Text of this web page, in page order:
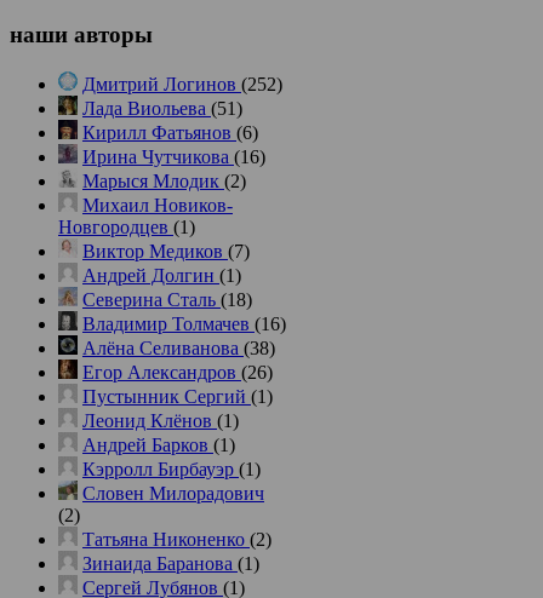
наши авторы
Дмитрий Логинов (252)
Лада Виольева (51)
Кирилл Фатьянов (6)
Ирина Чутчикова (16)
Марыся Млодик (2)
Михаил Новиков-
Новгородцев (1)
Виктор Медиков (7)
Андрей Долгин (1)
Северина Сталь (18)
Владимир Толмачев (16)
Алёна Селиванова (38)
Егор Александров (26)
Пустынник Сергий (1)
Леонид Клёнов (1)
Андрей Барков (1)
Кэрролл Бирбауэр (1)
Словен Милорадович
(2)
Татьяна Никоненко (2)
Зинаида Баранова (1)
Сергей Лубянов (1)